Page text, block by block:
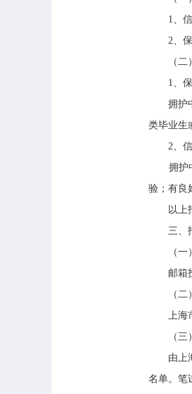
1、信息
2、保健
（二）
1、保
拥护中
类毕业生
2、信
拥护中
验；有良
以上招
三、
（一
邮箱投
（二）
上海市
（三
由上海
名单。笔